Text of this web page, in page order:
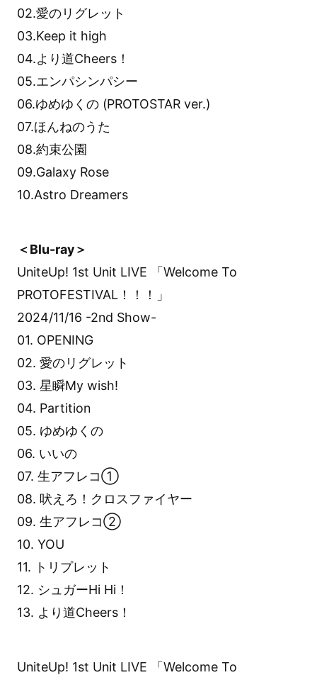
02.愛のリグレット
03.Keep it high
04.より道Cheers！
05.エンパシンパシー
06.ゆめゆくの (PROTOSTAR ver.)
07.ほんねのうた
08.約束公園
09.Galaxy Rose
10.Astro Dreamers
＜Blu-ray＞
UniteUp! 1st Unit LIVE 「Welcome To
PROTOFESTIVAL！！！」
2024/11/16 -2nd Show-
01. OPENING
02. 愛のリグレット
03. 星瞬My wish!
04. Partition
05. ゆめゆくの
06. いいの
07. 生アフレコ①
08. 吠えろ！クロスファイヤー
09. 生アフレコ②
10. YOU
11. トリプレット
12. シュガーHi Hi！
13. より道Cheers！
UniteUp! 1st Unit LIVE 「Welcome To